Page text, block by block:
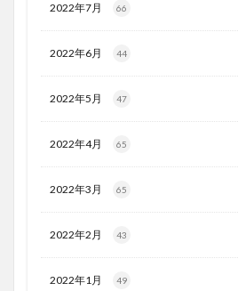
2022年7月 66
2022年6月 44
2022年5月 47
2022年4月 65
2022年3月 65
2022年2月 43
2022年1月 49